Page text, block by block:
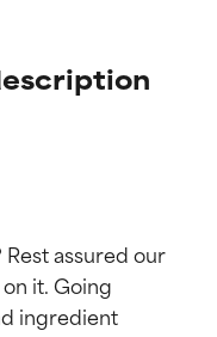
assured our
it. Going
ingredient